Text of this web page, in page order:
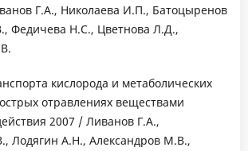
Г.А., Николаева И.П., Батоцыренов
Федичева Н.С., Цветнова Л.Д.,
кислорода и метаболических
отравлениях веществами
2007 / Ливанов Г.А.,
Лодягин А.Н., Александров М.В.,